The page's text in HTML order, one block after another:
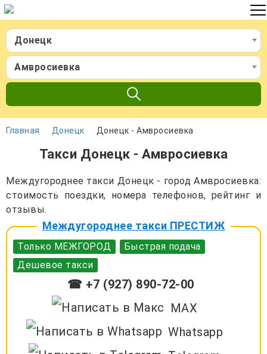
Донецк
Амвросиевка
Главная Донецк Донецк - Амвросиевка
Такси Донецк - Амвросиевка
Междугороднее такси Донецк - город Амвросиевка:
стоимость поездки, номера телефонов, рейтинг и
отзывы.
Междугороднее такси ПРЕСТИЖ
Только МЕЖГОРОД
Быстрая подача
Дешевое такси
☎ +7 (927) 890-72-00
MAX
Whatsapp